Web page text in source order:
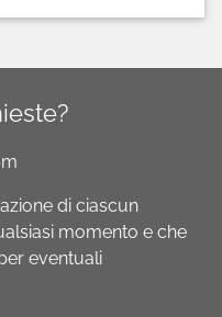
di ciascun
momento e che
eventuali